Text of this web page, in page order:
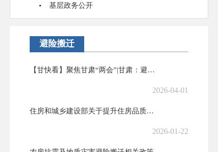
基层政务公开
避险搬迁
【甘快看】聚焦甘肃“两会”|甘肃：避险搬迁让46万群众住进幸福窝
2026-04-01
住房和城乡建设部关于提升住房品质的意见
2026-01-22